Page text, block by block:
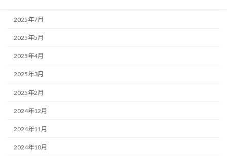
2025年7月
2025年5月
2025年4月
2025年3月
2025年2月
2024年12月
2024年11月
2024年10月